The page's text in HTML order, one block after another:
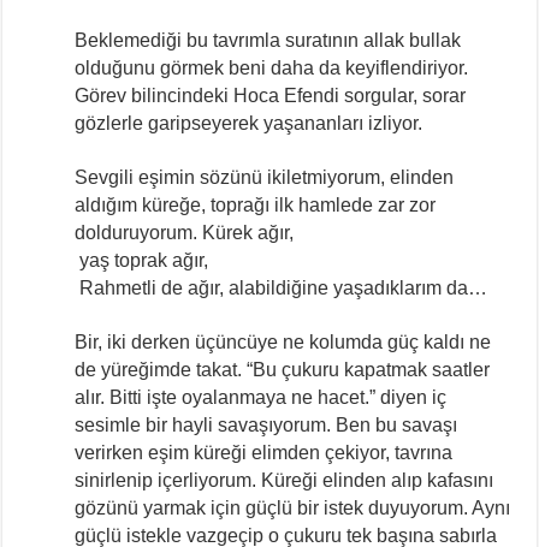
Beklemediği bu tavrımla suratının allak bullak
olduğunu görmek beni daha da keyiflendiriyor.
Görev bilincindeki Hoca Efendi sorgular, sorar
gözlerle garipseyerek yaşananları izliyor.
Sevgili eşimin sözünü ikiletmiyorum, elinden
aldığım küreğe, toprağı ilk hamlede zar zor
dolduruyorum. Kürek ağır,
yaş toprak ağır,
Rahmetli de ağır, alabildiğine yaşadıklarım da…
Bir, iki derken üçüncüye ne kolumda güç kaldı ne
de yüreğimde takat. “Bu çukuru kapatmak saatler
alır. Bitti işte oyalanmaya ne hacet.” diyen iç
sesimle bir hayli savaşıyorum. Ben bu savaşı
verirken eşim küreği elimden çekiyor, tavrına
sinirlenip içerliyorum. Küreği elinden alıp kafasını
gözünü yarmak için güçlü bir istek duyuyorum. Aynı
güçlü istekle vazgeçip o çukuru tek başına sabırla